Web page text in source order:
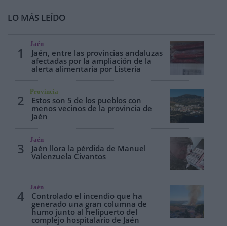
LO MÁS LEÍDO
1
Jaén
Jaén, entre las provincias andaluzas
afectadas por la ampliación de la
alerta alimentaria por Listeria
2
Provincia
Estos son 5 de los pueblos con
menos vecinos de la provincia de
Jaén
3
Jaén
Jaén llora la pérdida de Manuel
Valenzuela Civantos
4
Jaén
Controlado el incendio que ha
generado una gran columna de
humo junto al helipuerto del
complejo hospitalario de Jaén